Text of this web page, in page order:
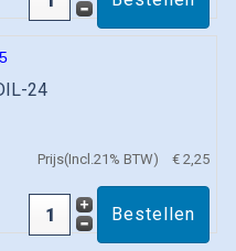
24
Prijs(Incl.21% BTW) € 2,25